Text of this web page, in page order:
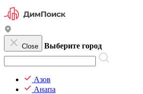
Close Выберите город
Азов
Анапа